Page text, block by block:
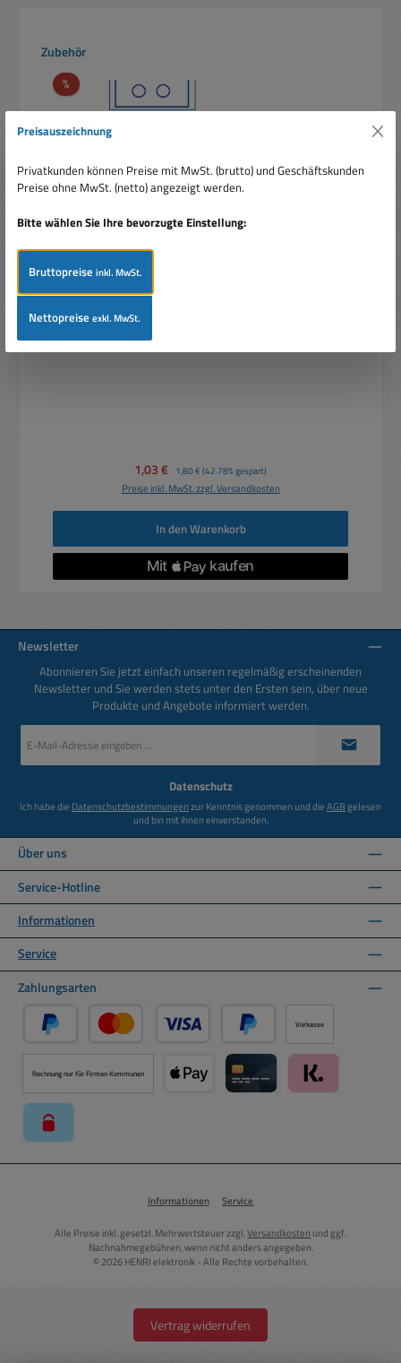
Produktgalerie überspringen
Zubehör
%Rabatt
Akkustecker 2pol Akkuverbinder Steckerteil ohne
Verkaufspreis:
1,03 € Regulärer Preis:
1,80 € (42.78% gespart)
Preise inkl. MwSt. zzgl. Versandkosten
In den Warenkorb
Newsletter
Abonnieren Sie jetzt einfach unseren regelmäßig erscheinenden
Newsletter und Sie werden stets unter den Ersten sein, über neue
Produkte und Angebote informiert werden.
Mail-
Datenschutz
Ich habe die Datenschutzbestimmungenzur Kenntnis genommen und dieAGBgelesen
und bin mit ihnen einverstanden.
Über uns
Service-Hotline
Informationen
Service
Zahlungsarten
PayPal Kredit- oder Debitkarte über PayPal
Später Bezahlen über PayPal
Vorkasse
Rechnung nur für Firmen Kommunen
Informationen Service
Alle Preise inkl. gesetzl. Mehrwertsteuer zzgl.Versandkosten und ggf.
Nachnahmegebühren, wenn nicht anders angegeben.
© 2026 HENRI elektronik - Alle Rechte vorbehalten.
Vertrag widerrufen
Preisauszeichnung
Privatkunden können Preise mit MwSt. (brutto) und Geschäftskunden
Preise ohne MwSt. (netto) angezeigt werden.
Bitte wählen Sie Ihre bevorzugte Einstellung:
Bruttopreiseinkl. MwSt.
Nettopreiseexkl. MwSt.